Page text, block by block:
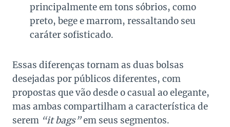
principalmente em tons sóbrios, como
preto, bege e marrom, ressaltando seu
caráter sofisticado.
Essas diferenças tornam as duas bolsas
desejadas por públicos diferentes, com
propostas que vão desde o casual ao elegante,
mas ambas compartilham a característica de
serem “it bags”em seus segmentos.